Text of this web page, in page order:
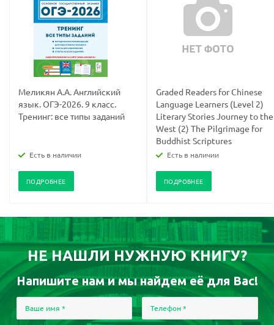
Меликян А.А. Английский
язык. ОГЭ-2026. 9 класс.
Тренинг: все типы заданий
Есть в наличии
ПОДРОБНЕЕ
Graded Readers for Chinese
Language Learners (Level 2)
Literary Stories Journey to the
West (2) The Pilgrimage for
Buddhist Scriptures
Есть в наличии
ПОДРОБНЕЕ
НЕ НАШЛИ НУЖНУЮ КНИГУ?
Напишите нам и мы найдем её для Вас!
Ваше имя * Телефон *